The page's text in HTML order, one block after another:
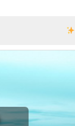
Selamat